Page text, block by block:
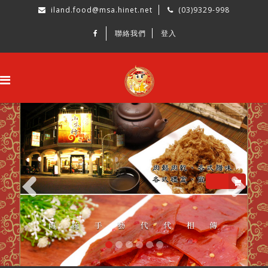
iland.food@msa.hinet.net (03)9329-998
聯絡我們 登入